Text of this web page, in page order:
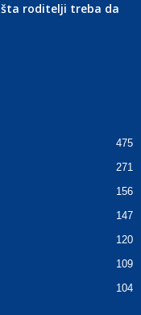
šta roditelji treba da
475
271
156
147
120
109
104